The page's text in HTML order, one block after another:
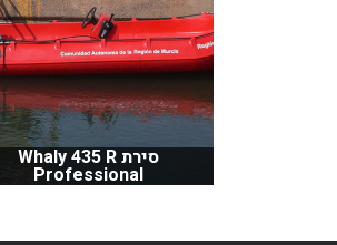
סירת Whaly 435 R
Professional